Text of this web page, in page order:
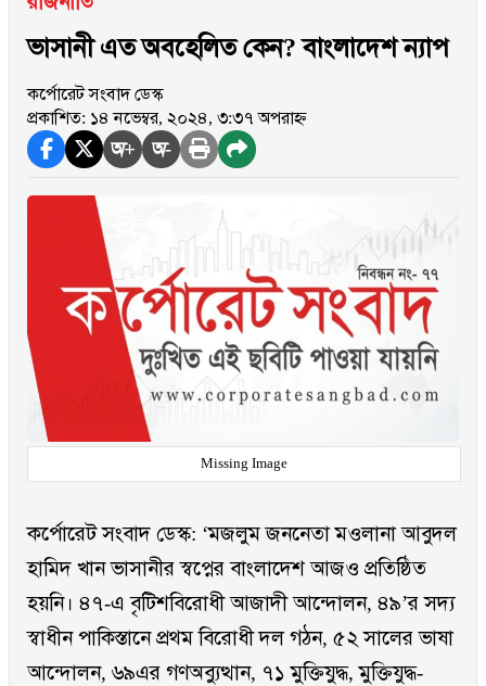
ভাসানী এত অবহেলিত কেন? বাংলাদেশ ন্যাপ
কর্পোরেট সংবাদ ডেস্ক
প্রকাশিত: ১৪ নভেম্বর, ২০২৪, ৩:৩৭ অপরাহ্ন
অ+ অ-
Missing Image
কর্পোরেট সংবাদ ডেস্ক: ‘মজলুম জননেতা মওলানা আবুদল
হামিদ খান ভাসানীর স্বপ্নের বাংলাদেশ আজও প্রতিষ্ঠিত
হয়নি। ৪৭-এ বৃটিশবিরোধী আজাদী আন্দোলন, ৪৯’র সদ্য
স্বাধীন পাকিস্তানে প্রথম বিরোধী দল গঠন, ৫২ সালের ভাষা
আন্দোলন, ৬৯এর গণঅব্যুত্থান, ৭১ মুক্তিযুদ্ধ, মুক্তিযুদ্ধ-